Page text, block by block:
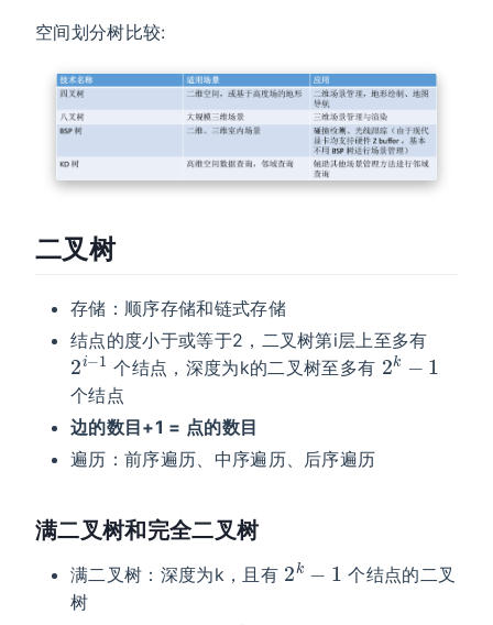
空间划分树比较:
二叉树
存储：顺序存储和链式存储
结点的度小于或等于2，二叉树第i层上至多有
2i−1
个结点，深度为k的二叉树至多有
2k−1
个结点
边的数目+1 = 点的数目
遍历：前序遍历、中序遍历、后序遍历
满二叉树和完全二叉树
满二叉树：深度为k，且有
个结点的二叉
树